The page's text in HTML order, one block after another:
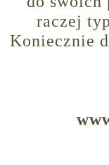
raczej
Koniecznie